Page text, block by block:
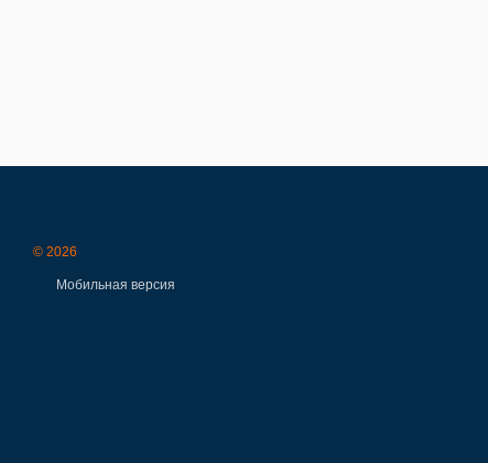
© 2026
Мобильная версия